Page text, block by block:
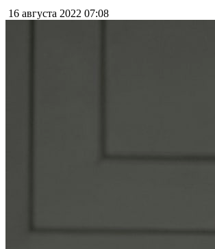
16 августа 2022 07:08